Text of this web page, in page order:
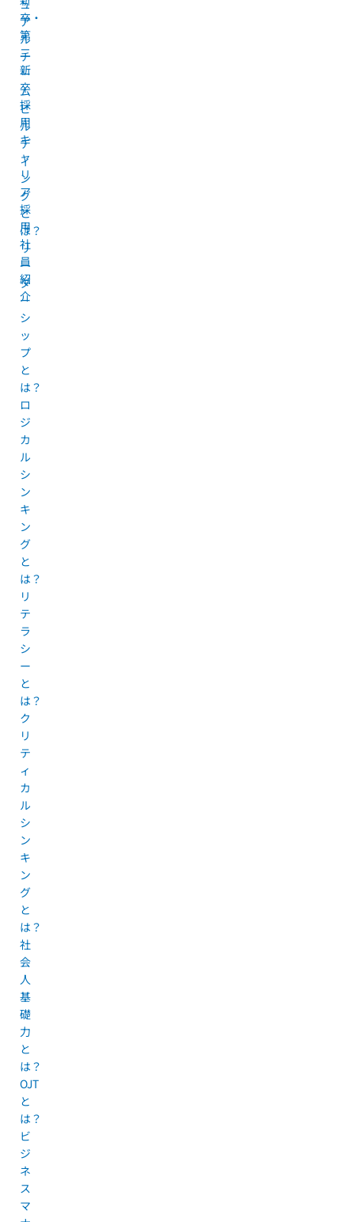
卒・
第
二
新
卒
採
用
キ
ャ
リ
ア
採
用
社
員
紹
介
ュ
ア
ル
チ
ー
ム
ビ
ル
デ
ィ
ン
グ
と
は？
リ
ー
ダ
ー
シ
ッ
プ
と
は？
ロ
ジ
カ
ル
シ
ン
キ
ン
グ
と
は？
リ
テ
ラ
シ
ー
と
は？
ク
リ
テ
ィ
カ
ル
シ
ン
キ
ン
グ
と
は？
社
会
人
基
礎
力
と
は？
OJT
と
は？
ビ
ジ
ネ
ス
マ